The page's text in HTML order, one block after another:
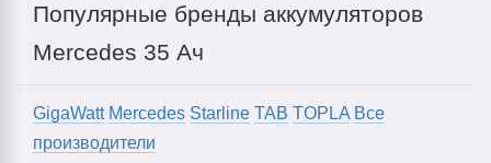
Популярные бренды аккумуляторов
Mercedes 35 Ач
GigaWatt Mercedes Starline TAB TOPLA Все
производители